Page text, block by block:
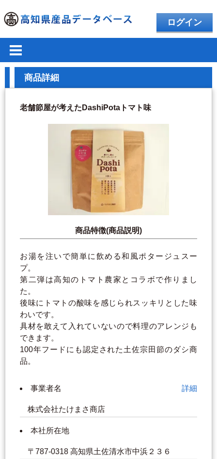
ログイン
商品詳細
老舗節屋が考えたDashiPotaトマト味
商品特徴(商品説明)
お湯を注いで簡単に飲める和風ポタージュスー
プ。
第二弾は高知のトマト農家とコラボで作りまし
た。
後味にトマトの酸味を感じられスッキリとした味
わいです。
具材を敢えて入れていないので料理のアレンジも
できます。
100年フードにも認定された土佐宗田節のダシ商
品。
事業者名 詳細
株式会社たけまさ商店
本社所在地
〒787-0318 高知県土佐清水市中浜２３６